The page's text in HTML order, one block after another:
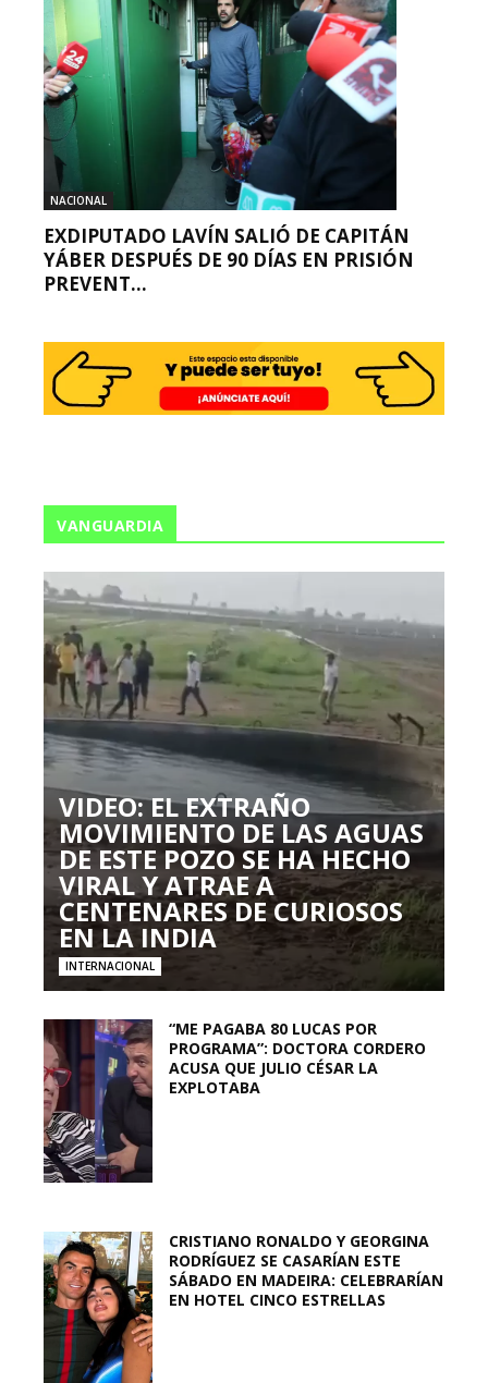
NACIONAL
EXDIPUTADO LAVÍN SALIÓ DE CAPITÁN
YÁBER DESPUÉS DE 90 DÍAS EN PRISIÓN
PREVENT...
VANGUARDIA
VIDEO: EL EXTRAÑO
MOVIMIENTO DE LAS AGUAS
DE ESTE POZO SE HA HECHO
VIRAL Y ATRAE A
CENTENARES DE CURIOSOS
EN LA INDIA
INTERNACIONAL
“ME PAGABA 80 LUCAS POR
PROGRAMA”: DOCTORA CORDERO
ACUSA QUE JULIO CÉSAR LA
EXPLOTABA
CRISTIANO RONALDO Y GEORGINA
RODRÍGUEZ SE CASARÍAN ESTE
SÁBADO EN MADEIRA: CELEBRARÍAN
EN HOTEL CINCO ESTRELLAS